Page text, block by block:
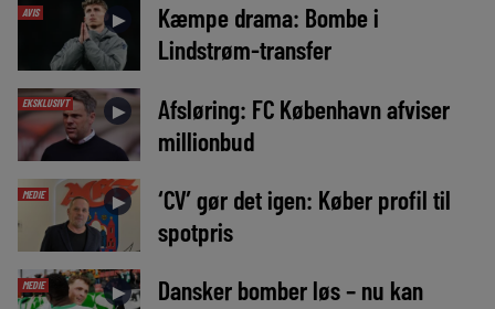
AVIS ►
Kæmpe drama: Bombe i
Lindstrøm-transfer
EKSKLUSIVT ►
Afsløring: FC København afviser
millionbud
MEDIE ►
‘CV’ gør det igen: Køber profil til
spotpris
MEDIE ►
Dansker bomber løs – nu kan